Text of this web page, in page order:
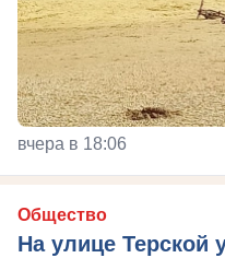
вчера в 18:06
Общество
На улице Терской